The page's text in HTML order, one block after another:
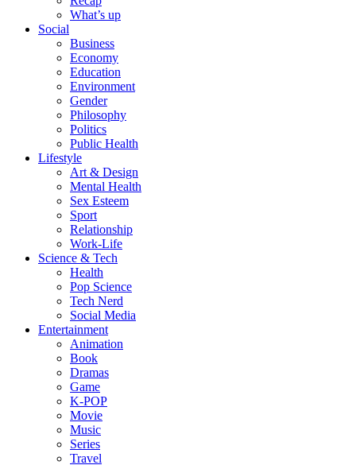
What’s up
Social
Business
Economy
Education
Environment
Gender
Philosophy
Politics
Public Health
Lifestyle
Art & Design
Mental Health
Sex Esteem
Sport
Relationship
Work-Life
Science & Tech
Health
Pop Science
Tech Nerd
Social Media
Entertainment
Animation
Book
Dramas
Game
K-POP
Movie
Music
Series
Travel